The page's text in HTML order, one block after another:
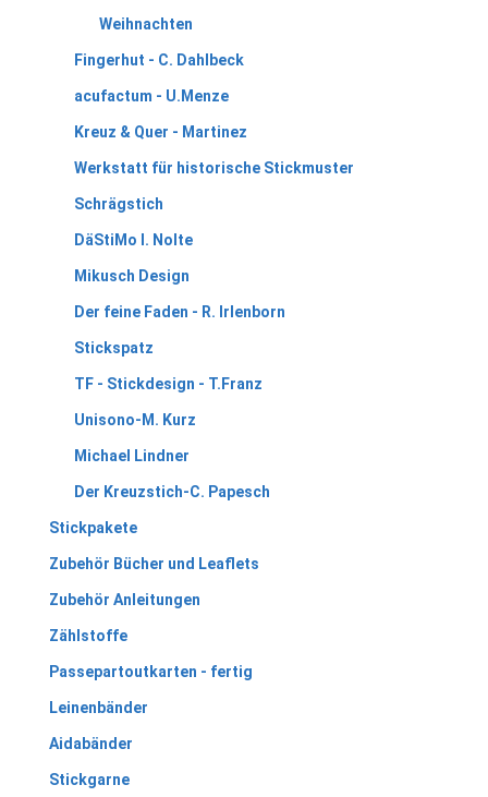
Weihnachten
Fingerhut - C. Dahlbeck
acufactum - U.Menze
Kreuz & Quer - Martinez
Werkstatt für historische Stickmuster
Schrägstich
DäStiMo I. Nolte
Mikusch Design
Der feine Faden - R. Irlenborn
Stickspatz
TF - Stickdesign - T.Franz
Unisono-M. Kurz
Michael Lindner
Der Kreuzstich-C. Papesch
Stickpakete
Zubehör Bücher und Leaflets
Zubehör Anleitungen
Zählstoffe
Passepartoutkarten - fertig
Leinenbänder
Aidabänder
Stickgarne